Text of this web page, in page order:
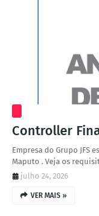
Controller
Empresa do Grupo JFS
Maputo . Veja os
julho 24, 2026
VER MAIS »